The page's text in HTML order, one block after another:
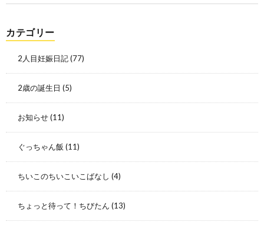
カテゴリー
2人目妊娠日記(77)
2歳の誕生日 (5)
お知らせ(11)
ぐっちゃん飯 (11)
ちいこのちいこいこばなし (4)
ちょっと待って！ちびたん (13)